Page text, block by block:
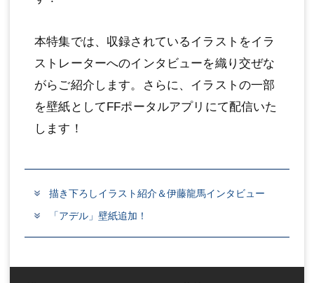
本特集では、収録されているイラストをイラ
ストレーターへのインタビューを織り交ぜな
がらご紹介します。さらに、イラストの一部
を壁紙としてFFポータルアプリにて配信いた
します！
描き下ろしイラスト紹介＆伊藤龍馬インタビュー
「アデル」壁紙追加！